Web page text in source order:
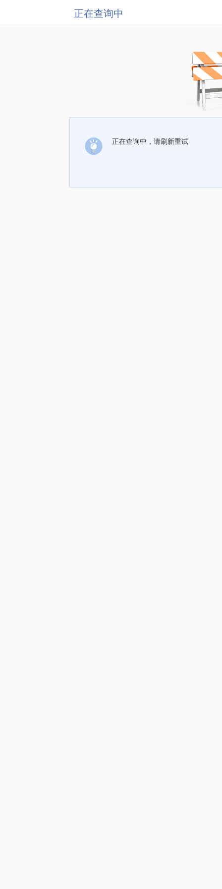
正在查询中
正在查询中，请刷新重试